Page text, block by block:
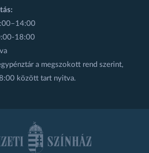
18:00
a megszokott rend szerint,
között tart nyitva.